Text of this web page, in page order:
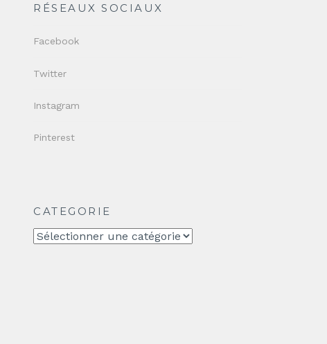
RÉSEAUX SOCIAUX
Facebook
Twitter
Instagram
Pinterest
CATEGORIE
CATEGORIE